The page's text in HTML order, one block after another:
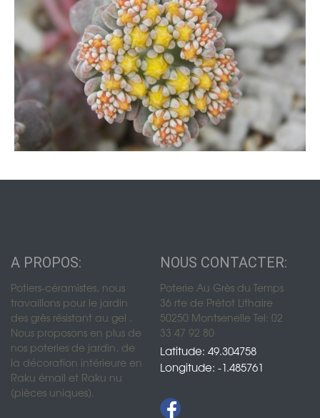
A PROPOS:
Potiers-céramistes, nous
travaillons pour le jardin
des grès résistant au gel .
Nous proposons en plus de
nos poteries de jardin, de
la décoration intérieure en
Raku émail et Raku nu
(pièces uniques).
NOUS CONTACTER:
Poterie Au Grès du Temps
36 rte de Prétot Lithaire
50250 Montsenelle Tel: 02
33 47 92 80
Latitude: 49.304758
Longitude: -1.485761